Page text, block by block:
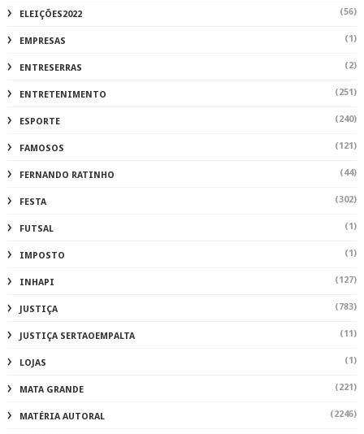
ELEIÇÕES2022 (56)
EMPRESAS (1)
ENTRESERRAS (2)
ENTRETENIMENTO (251)
ESPORTE (240)
FAMOSOS (121)
FERNANDO RATINHO (44)
FESTA (302)
FUTSAL (1)
IMPOSTO (1)
INHAPI (127)
JUSTIÇA (783)
JUSTIÇA SERTAOEMPALTA (11)
LOJAS (1)
MATA GRANDE (221)
MATÉRIA AUTORAL (2246)